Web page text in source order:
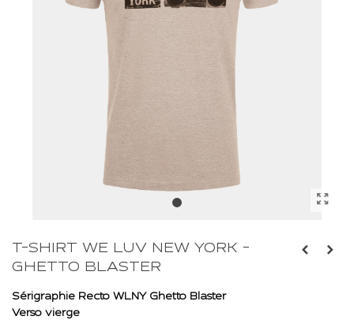
T-SHIRT WE LUV NEW YORK -
GHETTO BLASTER
Sérigraphie Recto WLNY Ghetto Blaster
Verso vierge